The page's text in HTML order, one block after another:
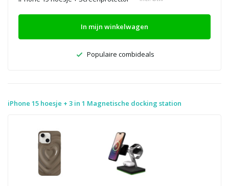
In mijn winkelwagen
Populaire combideals
iPhone 15 hoesje + 3 in 1 Magnetische docking station